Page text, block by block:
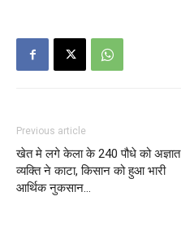
Previous article
खेत मे लगे केला के 240 पौधे को अज्ञात
व्यक्ति ने काटा, किसान को हुआ भारी
आर्थिक नुकसान…